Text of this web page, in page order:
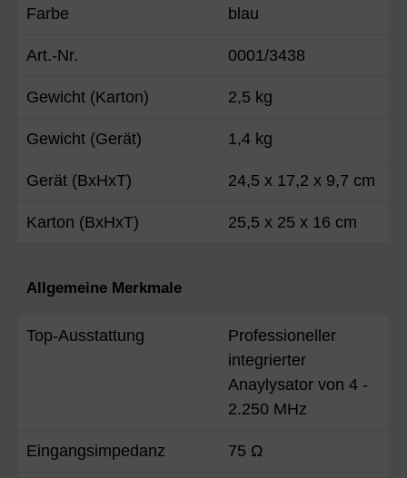
Farbe blau
Art.-Nr. 0001/3438
Gewicht (Karton) 2,5 kg
Gewicht (Gerät) 1,4 kg
Gerät (BxHxT) 24,5 x 17,2 x 9,7 cm
Karton (BxHxT) 25,5 x 25 x 16 cm
Allgemeine Merkmale
Top-Ausstattung
Professioneller
integrierter
Anaylysator von 4 -
2.250 MHz
Eingangsimpedanz 75 Ω